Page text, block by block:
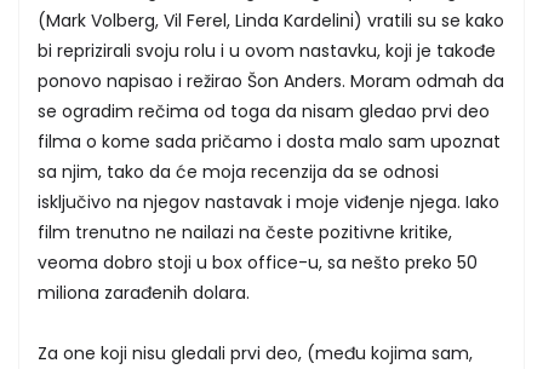
(Mark Volberg, Vil Ferel, Linda Kardelini) vratili su se kako
bi reprizirali svoju rolu i u ovom nastavku, koji je takođe
ponovo napisao i režirao Šon Anders. Moram odmah da
se ogradim rečima od toga da nisam gledao prvi deo
filma o kome sada pričamo i dosta malo sam upoznat
sa njim, tako da će moja recenzija da se odnosi
isključivo na njegov nastavak i moje viđenje njega. Iako
film trenutno ne nailazi na česte pozitivne kritike,
veoma dobro stoji u box office-u, sa nešto preko 50
miliona zarađenih dolara.
Za one koji nisu gledali prvi deo, (među kojima sam,